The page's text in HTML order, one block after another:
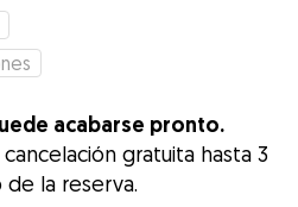
acabarse pronto.
gratuita hasta 3
de la reserva.